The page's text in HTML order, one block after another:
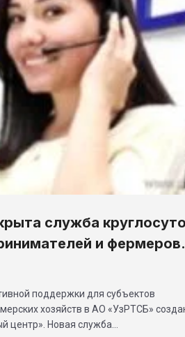
служба
и фермеров.
поддержки для субъектов
хозяйств в АО «УзРТСБ»
центр». Новая служба…